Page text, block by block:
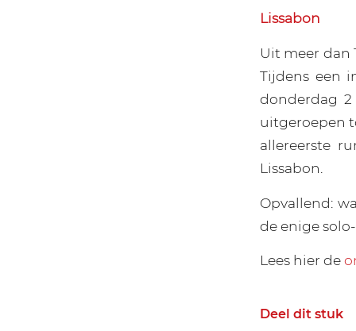
Lissabon
Uit meer dan
Tijdens een
donderdag
uitgeroepen
allereerste
Lissabon.
Opvallend:
de enige
Lees hier de
Deel dit stuk